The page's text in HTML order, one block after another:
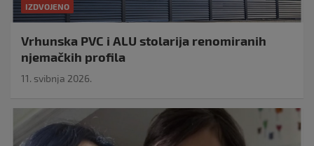
IZDVOJENO
Vrhunska PVC i ALU stolarija renomiranih
njemačkih profila
11. svibnja 2026.